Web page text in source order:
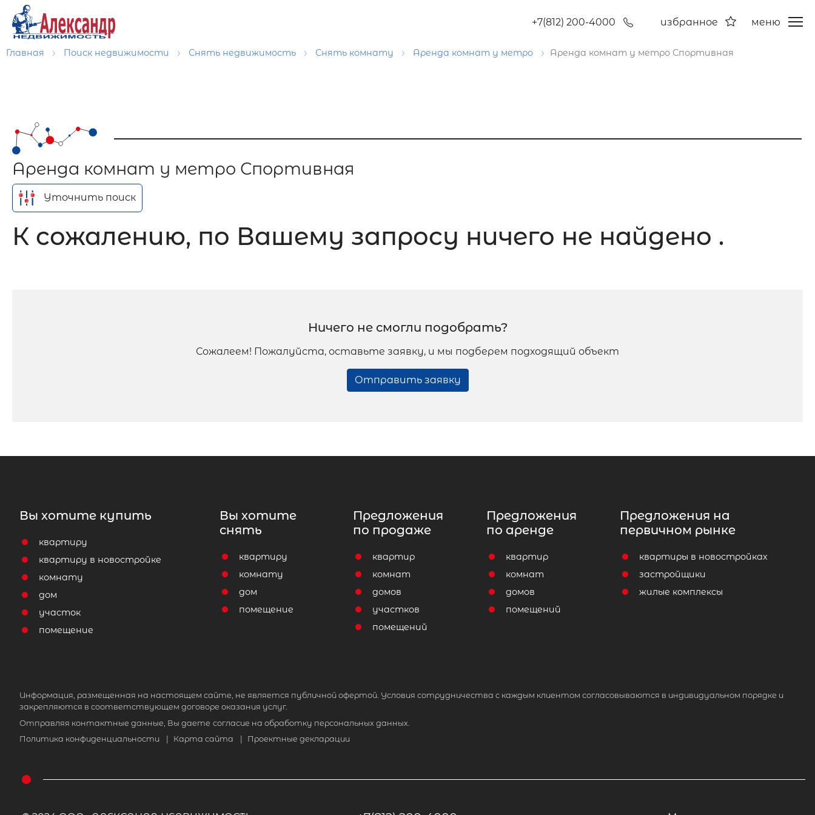
+7(812) 200-4000 избранное меню
Главная Поиск недвижимости Снять недвижимость Снять комнату Аренда комнат у метро Аренда комнат у метро Спортивная
Аренда комнат у метро Спортивная
Уточнить поиск
К сожалению, по Вашему запросу ничего не найдено .
Ничего не смогли подобрать?
Сожалеем! Пожалуйста, оставьте заявку, и мы подберем подходящий объект
Отправить заявку
Вы хотите купить
квартиру
квартиру в новостройке
комнату
дом
участок
помещение
Вы хотите
снять
квартиру
комнату
дом
помещение
Предложения
по продаже
квартир
комнат
домов
участков
помещений
Предложения
по аренде
квартир
комнат
домов
помещений
Предложения на
первичном рынке
квартиры в новостройках
застройщики
жилые комплексы
Информация, размещенная на настоящем сайте, не является публичной офертой. Условия сотрудничества с каждым клиентом согласовываются в индивидуальном порядке и
закрепляются в соответствующем договоре оказания услуг.
Отправляя контактные данные, Вы даете согласие на обработку персональных данных.
Политика конфиденциальности
Карта сайта Проектные декларации